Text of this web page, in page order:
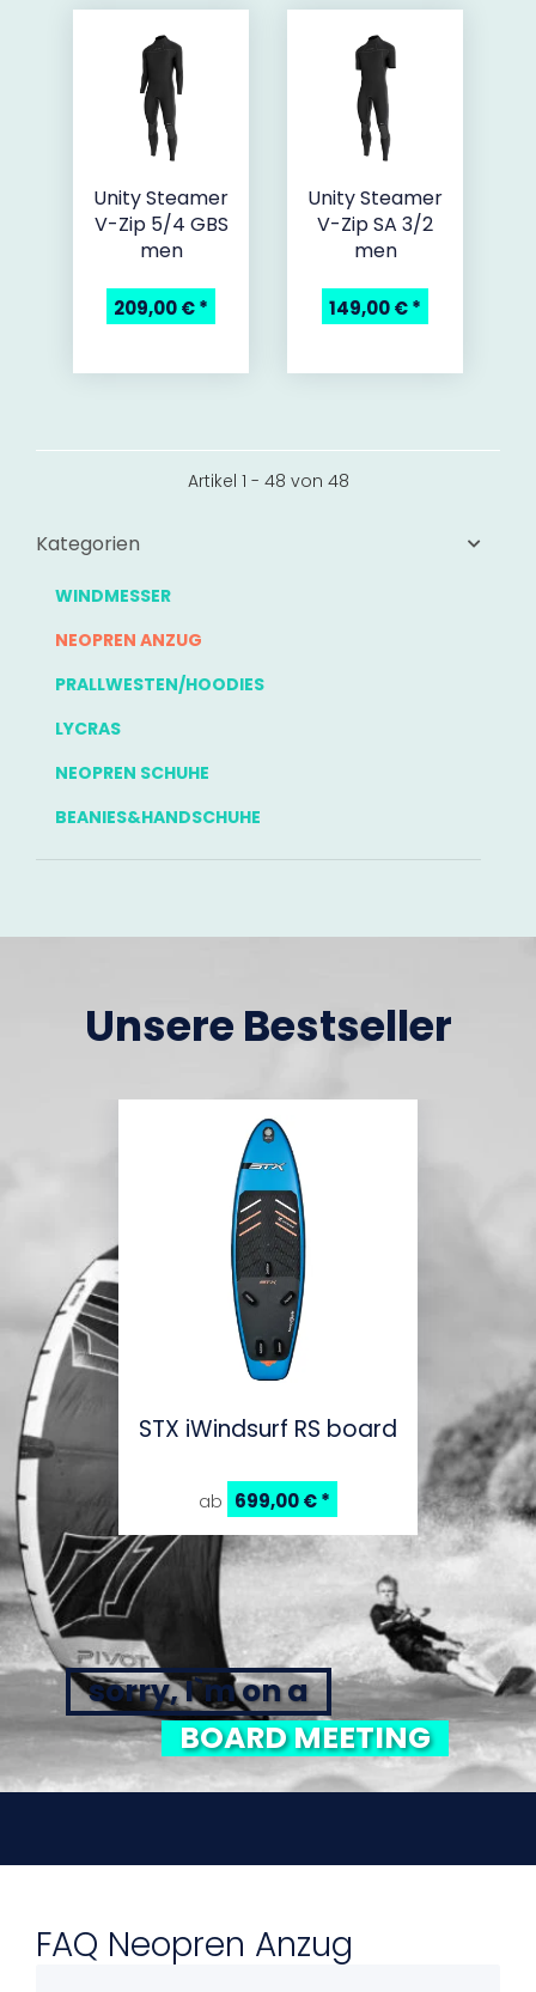
Unity Steamer
V-Zip 5/4 GBS
men
209,00 €*
Unity Steamer
V-Zip SA 3/2
men
149,00 €*
Artikel 1 - 48 von 48
Kategorien
WINDMESSER
NEOPREN ANZUG
PRALLWESTEN/HOODIES
LYCRAS
NEOPREN SCHUHE
BEANIES&HANDSCHUHE
Unsere Bestseller
STX iWindsurf RS board
ab 699,00 €*
sorry, I`m on a
BOARD MEETING
FAQ Neopren Anzug